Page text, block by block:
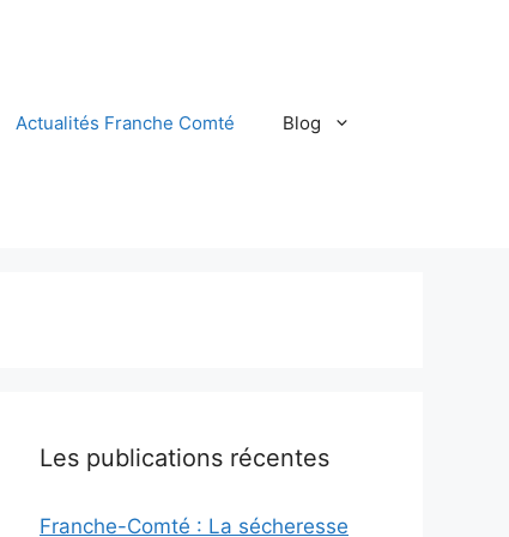
Actualités Franche Comté Blog
Les publications récentes
Franche-Comté : La sécheresse